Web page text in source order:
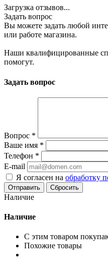
Загрузка отзывов...
Задать вопрос
Вы можете задать любой
или работе магазина.
Наши квалифицированные
помогут.
Задать вопрос
Вопрос *
Ваше имя *
Телефон *
E-mail
Я согласен на обработку
Сбросить
Наличие
Наличие
С этим товаром
Похожие товары